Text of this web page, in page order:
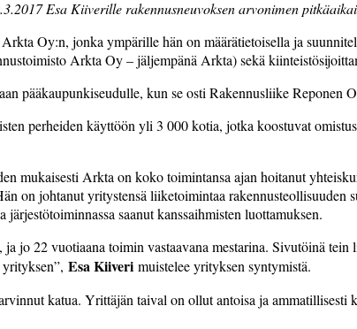
Esa Kiiverille rakennusneuvoksen arvonimen
Oy:n, jonka ympärille hän on määrätietoisella ja
Arkta Oy – jäljempänä Arkta) sekä
pääkaupunkiseudulle, kun se osti Rakennusliike
perheiden käyttöön yli 3 000 kotia, jotka koostuvat
mukaisesti Arkta on koko toimintansa ajan hoitanut
on johtanut yritystensä liiketoimintaa
järjestötoiminnassa saanut kanssaihmisten luottamuksen.
jo 22 vuotiaana toimin vastaavana mestarina. Sivutöinä
Esa Kiiveri muistelee yrityksen syntymistä.
katua. Yrittäjän taival on ollut antoisa ja ammatillisesti